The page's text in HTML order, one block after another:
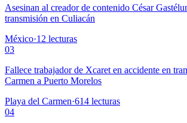
Asesinan al creador de contenido César
transmisión en Culiacán
México·12 lecturas
03
Fallece trabajador de Xcaret en accidente en
Carmen a Puerto Morelos
Playa del Carmen·614 lecturas
04